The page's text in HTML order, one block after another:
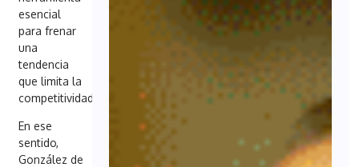
esencial
para frenar
una
tendencia
que limita la
competitividad.
En ese
sentido,
González de